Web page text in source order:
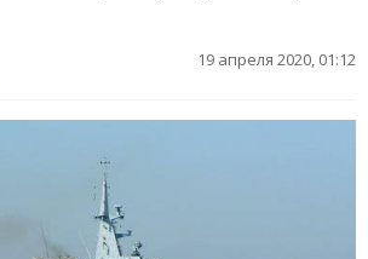
19 апреля 2020, 01:12